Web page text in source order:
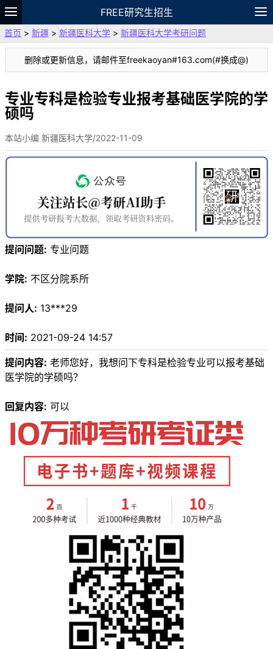
FREE研究生招生
题库
故事 专题 APP 笔记
论坛
VIP
资料
首页 > 新疆 > 新疆医科大学 > 新疆医科大学考研问题
删除或更新信息，请邮件至freekaoyan#163.com(#换成@)
专业专科是检验专业报考基础医学院的学
硕吗
本站小编 新疆医科大学/2022-11-09
提问问题: 专业问题
学院: 不区分院系所
提问人: 13***29
时间: 2021-09-24 14:57
提问内容: 老师您好，我想问下专科是检验专业可以报考基础
医学院的学硕吗？
回复内容: 可以